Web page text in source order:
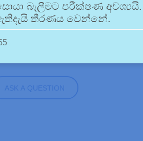
බැලීමට පරීක්ෂණ අවශ්‍යයි.
තීරණය වෙන්නේ.
ASK A QUESTION